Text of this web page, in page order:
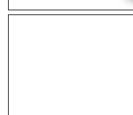
processos